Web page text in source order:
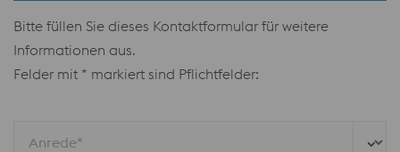
Bitte füllen Sie dieses Kontaktformular für weitere
Informationen aus.
Felder mit * markiert sind Pflichtfelder:
Anrede*